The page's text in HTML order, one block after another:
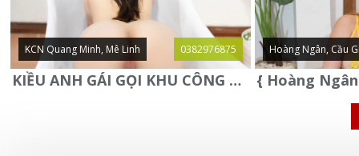
KCN Quang Minh, Mê Linh 0382976875
KIỀU ANH GÁI GỌI KHU CÔNG NGHIỆP QUANG MINH - MÊ LINH
Hoàng Ngân, Cầu